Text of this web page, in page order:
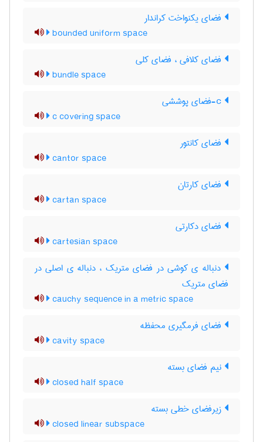
فضای یکنواخت کراندار
bounded uniform space
فضای کلافی ، فضای کلی
bundle space
c covering space
فضای کانتور
cantor space
فضای کارتان
cartan space
فضای دکارتی
cartesian space
دنباله ی کوشی در فضای متریک ، دنباله ی اصلی در
فضای متریک
cauchy sequence in a metric space
فضای فرمگیری محفظه
cavity space
نیم فضای بسته
closed half space
زیرفضای خطی بسته
closed linear subspace